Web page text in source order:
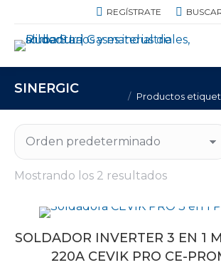
REGÍSTRATE BUSCAR:
SINERGICOEstás aquí:
Productos
Mostrando los 2 resultados
SOLDADOR INVERTER 3 EN 1
220A CEVIK PRO CE-